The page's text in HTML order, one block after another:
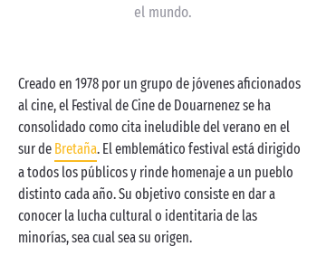
el mundo.
Creado en 1978 por un grupo de jóvenes aficionados
al cine, el Festival de Cine de Douarnenez se ha
consolidado como cita ineludible del verano en el
sur de Bretaña. El emblemático festival está dirigido
a todos los públicos y rinde homenaje a un pueblo
distinto cada año. Su objetivo consiste en dar a
conocer la lucha cultural o identitaria de las
minorías, sea cual sea su origen.